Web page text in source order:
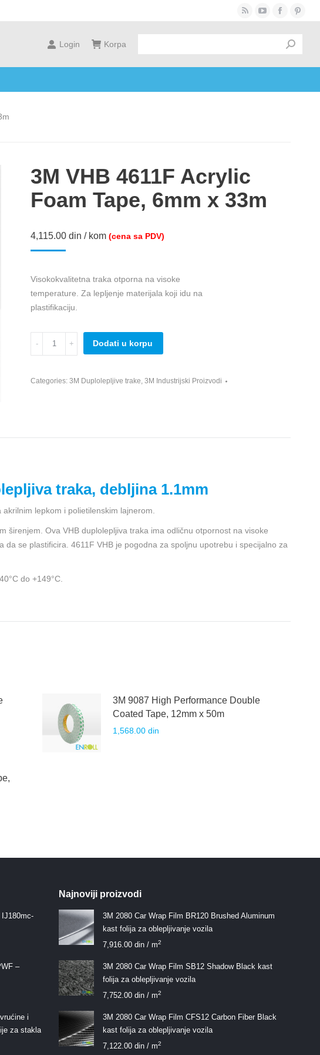
window
YouTube
window
Facebook
opens
window
Login Korpa
3M VHB 4611F Acrylic
Foam Tape, 6mm x 33m
4,115.00din / kom (cena sa PDV)
Visokokvalitetna traka otporna na visoke
temperature. Za lepljenje materijala koji idu na
plastifikaciju.
Acrylic
x
Dodati u korpu
Categories:3M Duplolepljive trake,3M Industrijski Proizvodi
traka, debljina 1.1mm
lepkom i polietilenskim lajnerom.
širenjem. Ova VHB duplolepljiva traka ima odličnu otpornost na visoke
se plastificira. 4611F VHB je pogodna za spoljnu upotrebu i specijalno za
do +149°C.
3M 9087 High Performance Double
Coated Tape, 12mm x 50m
1,568.00din
IJ180mc-
–
i
za stakla
Najnoviji proizvodi
3M 2080 Car Wrap Film BR120 Brushed Aluminum
kast folija za oblepljivanje vozila
7,916.00din / m2
3M 2080 Car Wrap Film SB12 Shadow Black kast
folija za oblepljivanje vozila
7,752.00din / m2
3M 2080 Car Wrap Film CFS12 Carbon Fiber Black
kast folija za oblepljivanje vozila
7,122.00din / m2